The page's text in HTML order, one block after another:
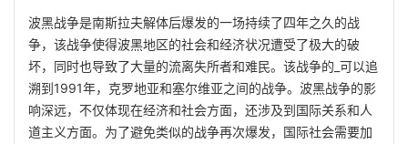
波黑战争是南斯拉夫解体后爆发的一场持续了四年之久的战
争，该战争使得波黑地区的社会和经济状况遭受了极大的破
坏，同时也导致了大量的流离失所者和难民。该战争的_可以追
溯到1991年，克罗地亚和塞尔维亚之间的战争。波黑战争的影
响深远，不仅体现在经济和社会方面，还涉及到国际关系和人
道主义方面。为了避免类似的战争再次爆发，国际社会需要加